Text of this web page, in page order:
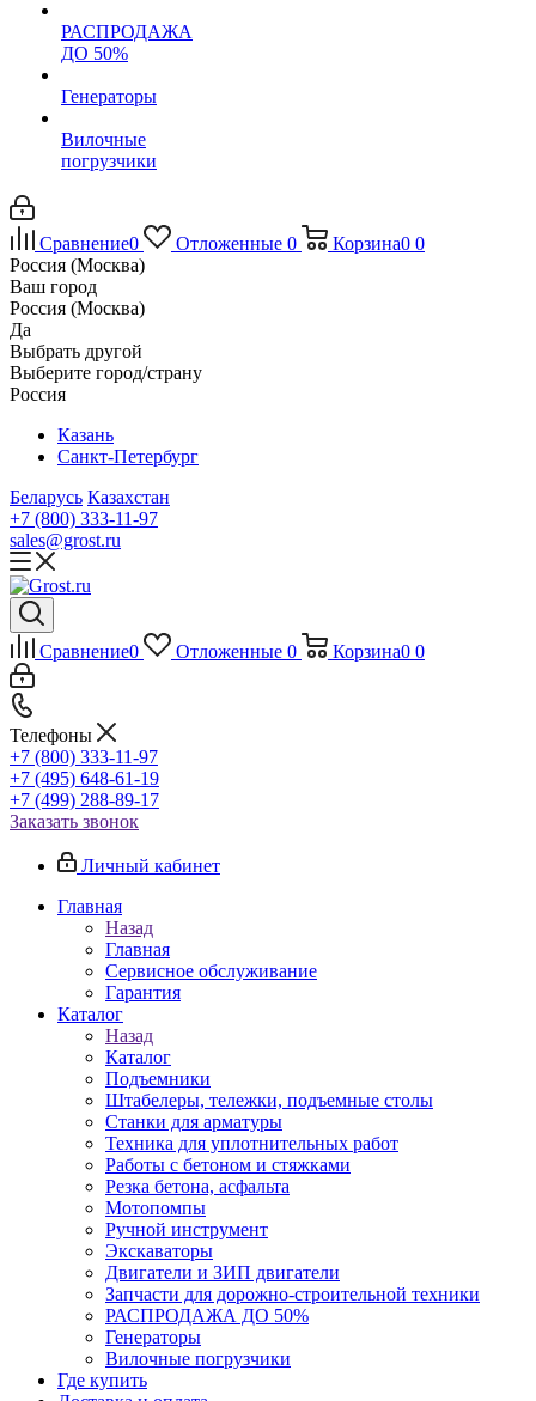
РАСПРОДАЖА
ДО 50%
Генераторы
Вилочные
погрузчики
Сравнение0 Отложенные 0 Корзина0 0
Россия (Москва)
Ваш город
Россия (Москва)
Да
Выбрать другой
Выберите город/страну
Россия
Казань
Санкт-Петербург
Беларусь Казахстан
+7 (800) 333-11-97
sales@grost.ru
Сравнение0 Отложенные 0 Корзина0 0
Телефоны
+7 (800) 333-11-97
+7 (495) 648-61-19
+7 (499) 288-89-17
Заказать звонок
Личный кабинет
Главная
Назад
Главная
Сервисное обслуживание
Гарантия
Каталог
Назад
Каталог
Подъемники
Штабелеры, тележки, подъемные столы
Станки для арматуры
Техника для уплотнительных работ
Работы с бетоном и стяжками
Резка бетона, асфальта
Мотопомпы
Ручной инструмент
Экскаваторы
Двигатели и ЗИП двигатели
Запчасти для дорожно-строительной техники
РАСПРОДАЖА ДО 50%
Генераторы
Вилочные погрузчики
Где купить